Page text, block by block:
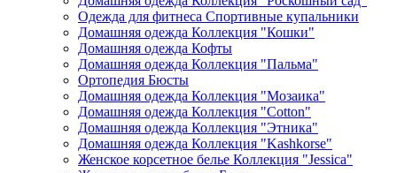
Одежда для фитнеса Спортивные купальники
Домашняя одежда Коллекция "Кошки"
Домашняя одежда Кофты
Домашняя одежда Коллекция "Пальма"
Ортопедия Бюсты
Домашняя одежда Коллекция "Мозаика"
Домашняя одежда Коллекция "Cotton"
Домашняя одежда Коллекция "Этника"
Домашняя одежда Коллекция "Kashkorse"
Женское корсетное белье Коллекция "Jessica"